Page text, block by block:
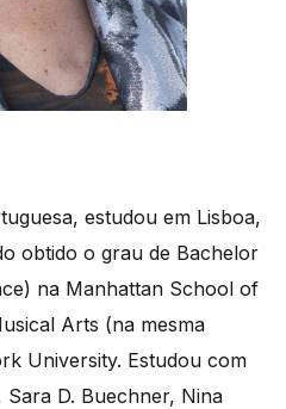
estudou em Lisboa,
obtido o grau de Bachelor
na Manhattan School of
Arts (na mesma
University. Estudou com
D. Buechner, Nina